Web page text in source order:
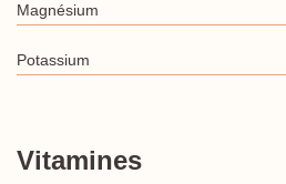
Magnésium
Potassium
Vitamines